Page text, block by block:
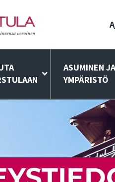
ASUMINEN JA
YMPÄRISTÖ